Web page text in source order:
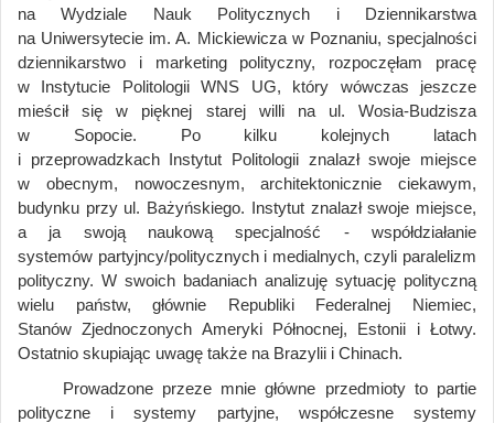
na Wydziale Nauk Politycznych i Dziennikarstwa
na Uniwersytecie im. A. Mickiewicza w Poznaniu, specjalności
dziennikarstwo i marketing polityczny, rozpoczęłam pracę
w Instytucie Politologii WNS UG, który wówczas jeszcze
mieścił się w pięknej starej willi na ul. Wosia-Budzisza
w Sopocie. Po kilku kolejnych latach
i przeprowadzkach Instytut Politologii znalazł swoje miejsce
w obecnym, nowoczesnym, architektonicznie ciekawym,
budynku przy ul. Bażyńskiego. Instytut znalazł swoje miejsce,
a ja swoją naukową specjalność - współdziałanie
systemów partyjncy/politycznych i medialnych, czyli paralelizm
polityczny. W swoich badaniach analizuję sytuację polityczną
wielu państw, głównie Republiki Federalnej Niemiec,
Stanów Zjednoczonych Ameryki Północnej, Estonii i Łotwy.
Ostatnio skupiając uwagę także na Brazylii i Chinach.
Prowadzone przeze mnie główne przedmioty to partie
polityczne i systemy partyjne, współczesne systemy